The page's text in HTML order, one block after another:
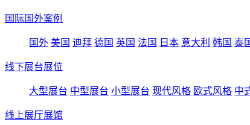
国际国外案例
国外 美国 迪拜 德国 英国 法国 日本 意大利 韩国 泰
线下展台展位
大型展台 中型展台 小型展台 现代风格 欧式风格 中
线上展厅展馆